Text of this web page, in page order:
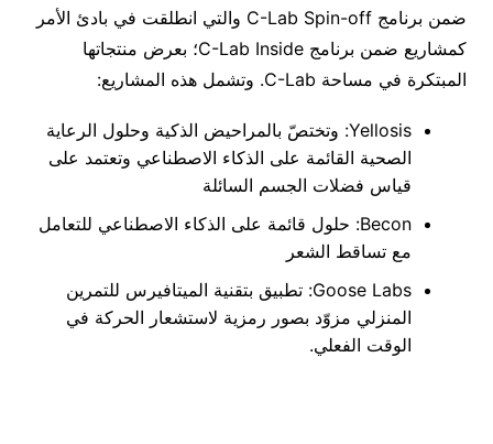
ضمن برنامج C-Lab Spin-off والتي انطلقت في بادئ الأمر
كمشاريع ضمن برنامج C-Lab Inside؛ بعرض منتجاتها
المبتكرة في مساحة C-Lab. وتشمل هذه المشاريع:
Yellosis: وتختصّ بالمراحيض الذكية وحلول الرعاية
الصحية القائمة على الذكاء الاصطناعي وتعتمد على
قياس فضلات الجسم السائلة
Becon: حلول قائمة على الذكاء الاصطناعي للتعامل
مع تساقط الشعر
Goose Labs: تطبيق بتقنية الميتافيرس للتمرين
المنزلي مزوّد بصور رمزية لاستشعار الحركة في
الوقت الفعلي.